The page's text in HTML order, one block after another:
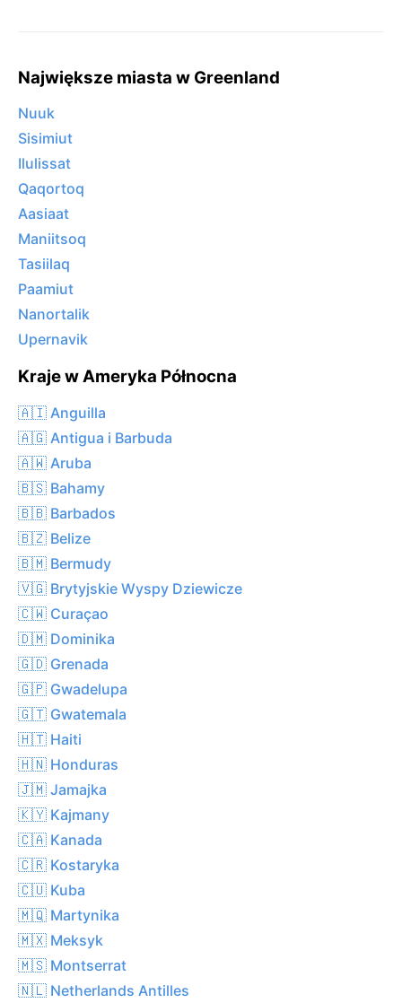
Największe miasta w Greenland
Nuuk
Sisimiut
Ilulissat
Qaqortoq
Aasiaat
Maniitsoq
Tasiilaq
Paamiut
Nanortalik
Upernavik
Kraje w Ameryka Północna
🇦🇮 Anguilla
🇦🇬 Antigua i Barbuda
🇦🇼 Aruba
🇧🇸 Bahamy
🇧🇧 Barbados
🇧🇿 Belize
🇧🇲 Bermudy
🇻🇬 Brytyjskie Wyspy Dziewicze
🇨🇼 Curaçao
🇩🇲 Dominika
🇬🇩 Grenada
🇬🇵 Gwadelupa
🇬🇹 Gwatemala
🇭🇹 Haiti
🇭🇳 Honduras
🇯🇲 Jamajka
🇰🇾 Kajmany
🇨🇦 Kanada
🇨🇷 Kostaryka
🇨🇺 Kuba
🇲🇶 Martynika
🇲🇽 Meksyk
🇲🇸 Montserrat
🇳🇱 Netherlands Antilles